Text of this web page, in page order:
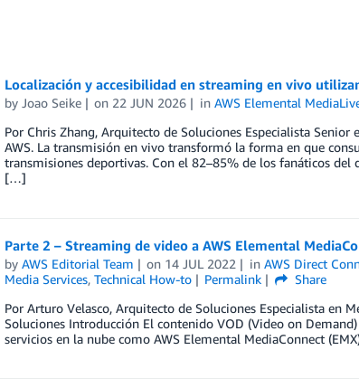
Localización y accesibilidad en streaming en vivo
by Joao Seike on 22 JUN 2026 inAWS Elemental
Por Chris Zhang, Arquitecto de Soluciones Especialista Senior
AWS. La transmisión en vivo transformó la forma en que
transmisiones deportivas. Con el 82–85% de los fanáticos
[…]
Parte 2 – Streaming de video a AWS Elemental
by AWS Editorial Team on 14 JUL 2022 inAWS Direct
Media Services, Technical How-to Permalink
Share
Por Arturo Velasco, Arquitecto de Soluciones Especialista en
Soluciones Introducción El contenido VOD (Video on
servicios en la nube como AWS Elemental MediaConnect